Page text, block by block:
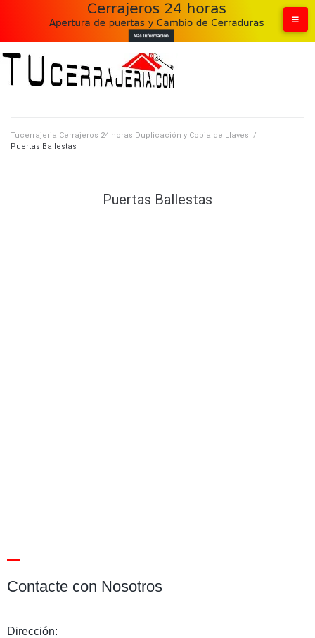
Tucerrajeria Cerrajeros 24 horas Duplicación y Copia de Llaves /
Puertas Ballestas
Puertas Ballestas
Contacte con Nosotros
Dirección: